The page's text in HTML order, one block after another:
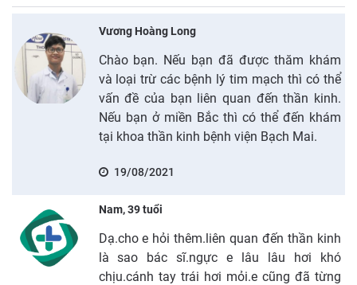
Vương Hoàng Long
Chào bạn. Nếu bạn đã được thăm khám
và loại trừ các bệnh lý tim mạch thì có thể
vấn đề của bạn liên quan đến thần kinh.
Nếu bạn ở miền Bắc thì có thể đến khám
tại khoa thần kinh bệnh viện Bạch Mai.
19/08/2021
Nam, 39 tuổi
Dạ.cho e hỏi thêm.liên quan đến thần kinh
là sao bác sĩ.ngực e lâu lâu hơi khó
chịu.cánh tay trái hơi mỏi.e cũng đã từng